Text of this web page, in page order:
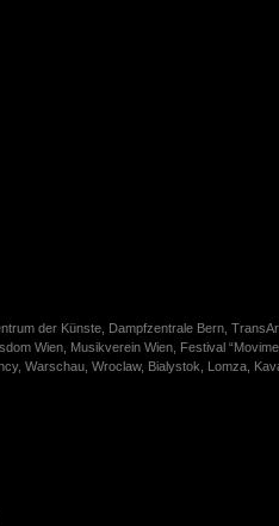
der Künste, Dampfzentrale Bern,
Wien, Musikverein Wien, Festival
Warschau, Wroclaw, Bialystok, Lomza,